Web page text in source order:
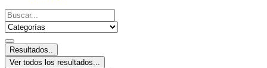
Resultados..
Ver todos los resultados...